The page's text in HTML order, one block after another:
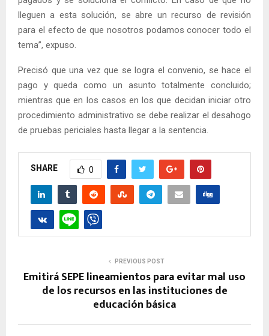
lleguen a esta solución, se abre un recurso de revisión
para el efecto de que nosotros podamos conocer todo el
tema”, expuso.
Precisó que una vez que se logra el convenio, se hace el
pago y queda como un asunto totalmente concluido;
mientras que en los casos en los que decidan iniciar otro
procedimiento administrativo se debe realizar el desahogo
de pruebas periciales hasta llegar a la sentencia.
SHARE 0
PREVIOUS POST
Emitirá SEPE lineamientos para evitar mal uso
de los recursos en las instituciones de
educación básica